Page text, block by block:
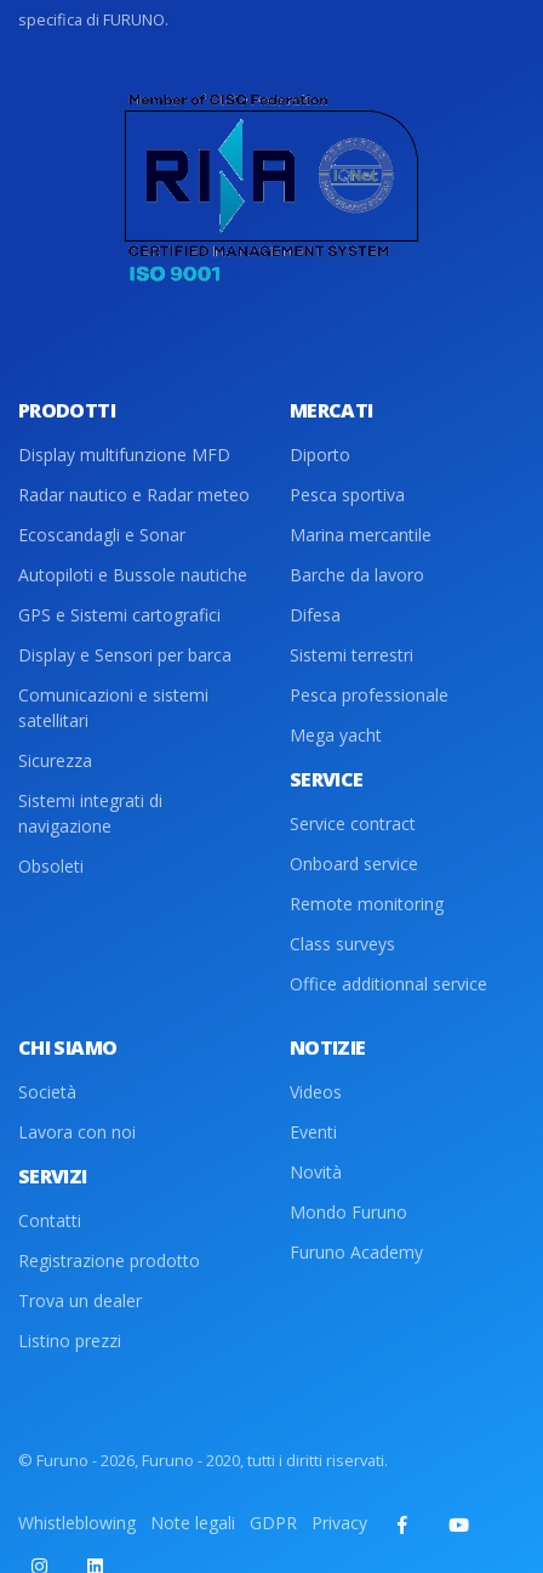
specifica di FURUNO.
PRODOTTI
Display multifunzione MFD
Radar nautico e Radar meteo
Ecoscandagli e Sonar
Autopiloti e Bussole nautiche
GPS e Sistemi cartografici
Display e Sensori per barca
Comunicazioni e sistemi
satellitari
Sicurezza
Sistemi integrati di
navigazione
Obsoleti
MERCATI
Diporto
Pesca sportiva
Marina mercantile
Barche da lavoro
Difesa
Sistemi terrestri
Pesca professionale
Mega yacht
SERVICE
Service contract
Onboard service
Remote monitoring
Class surveys
Office additionnal service
CHI SIAMO
Società
Lavora con noi
SERVIZI
Contatti
Registrazione prodotto
Trova un dealer
Listino prezzi
NOTIZIE
Videos
Eventi
Novità
Mondo Furuno
Furuno Academy
© Furuno - 2026, Furuno - 2020, tutti i diritti riservati.
Whistleblowing Note legali GDPR Privacy